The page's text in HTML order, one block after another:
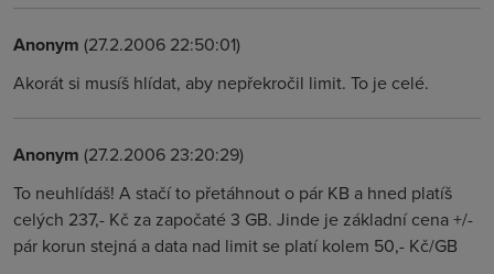
Anonym (27.2.2006 22:50:01)
Akorát si musíš hlídat, aby nepřekročil limit. To je celé.
Anonym (27.2.2006 23:20:29)
To neuhlídáš! A stačí to přetáhnout o pár KB a hned platíš
celých 237,- Kč za započaté 3 GB. Jinde je základní cena +/-
pár korun stejná a data nad limit se platí kolem 50,- Kč/GB